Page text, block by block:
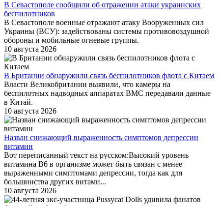
В Севастополе сообщили об отражении атаки украинских
беспилотников
В Севастополе военные отражают атаку Вооруженных сил
Украины (ВСУ): задействованы системы противовоздушной
обороны и мобильные огневые группы.
10 августа 2026
В Британии обнаружили связь беспилотников флота с Китаем
Власти Великобритании выявили, что камеры на
беспилотных надводных аппаратах ВМС передавали данные
в Китай.
10 августа 2026
Назван снижающий выраженность симптомов депрессии
витамин
Вот переписанный текст на русском:Высокий уровень
витамина B6 в организме может быть связан с менее
выраженными симптомами депрессии, тогда как для
большинства других витами...
10 августа 2026